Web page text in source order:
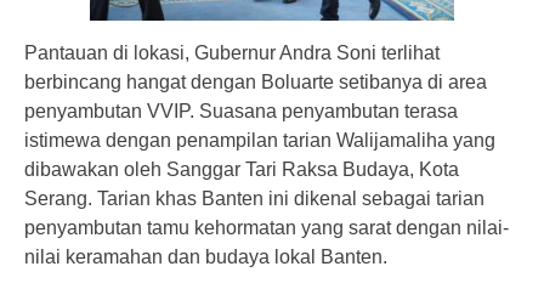
Pantauan di lokasi, Gubernur Andra Soni terlihat
berbincang hangat dengan Boluarte setibanya di area
penyambutan VVIP. Suasana penyambutan terasa
istimewa dengan penampilan tarian Walijamaliha yang
dibawakan oleh Sanggar Tari Raksa Budaya, Kota
Serang. Tarian khas Banten ini dikenal sebagai tarian
penyambutan tamu kehormatan yang sarat dengan nilai-
nilai keramahan dan budaya lokal Banten.